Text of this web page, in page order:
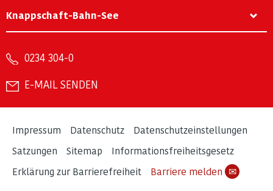
Knappschaft-Bahn-See
0234 304-0
E-MAIL SENDEN
Impressum Datenschutz
Datenschutzeinstellungen
Satzungen
Sitemap
Informationsfreiheitsgesetz
Erklärung zur Barrierefreiheit
Barriere melden ✉